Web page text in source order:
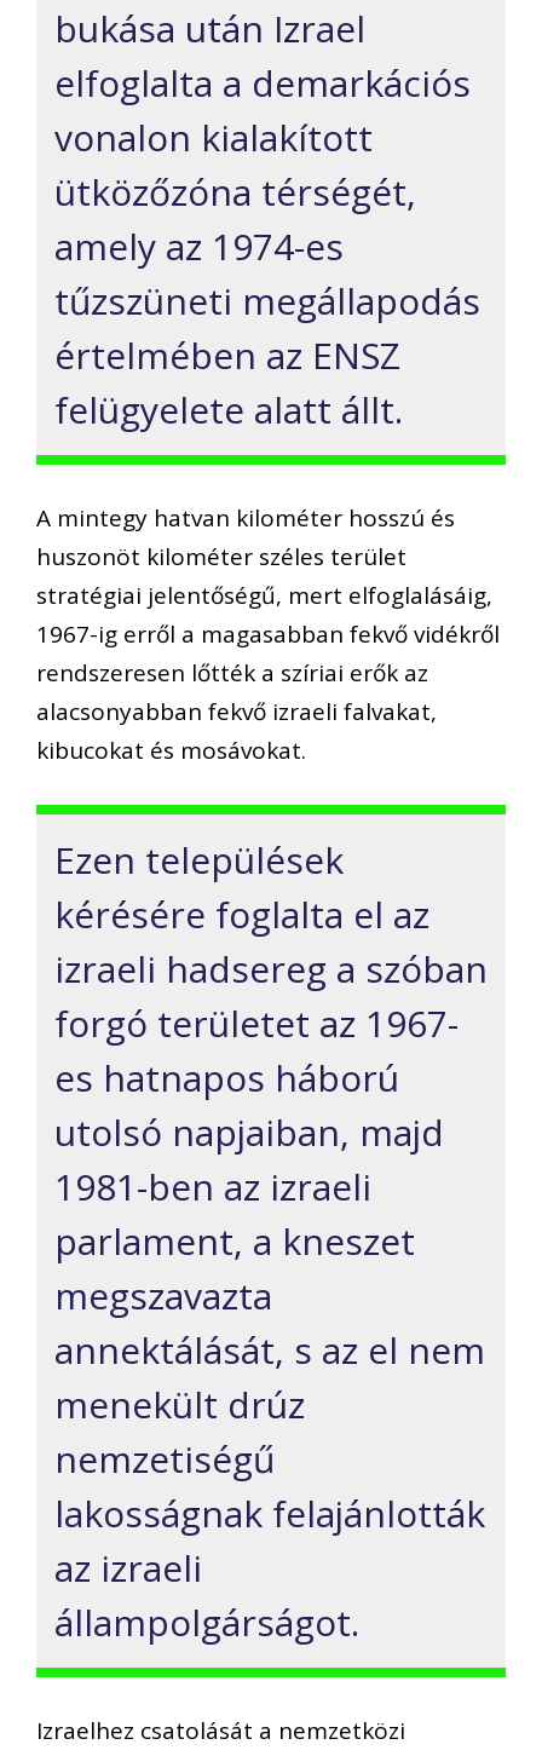
bukása után Izrael
elfoglalta a demarkációs
vonalon kialakított
ütközőzóna térségét,
amely az 1974-es
tűzszüneti megállapodás
értelmében az ENSZ
felügyelete alatt állt.
A mintegy hatvan kilométer hosszú és
huszonöt kilométer széles terület
stratégiai jelentőségű, mert elfoglalásáig,
1967-ig erről a magasabban fekvő vidékről
rendszeresen lőtték a szíriai erők az
alacsonyabban fekvő izraeli falvakat,
kibucokat és mosávokat.
Ezen települések
kérésére foglalta el az
izraeli hadsereg a szóban
forgó területet az 1967-
es hatnapos háború
utolsó napjaiban, majd
1981-ben az izraeli
parlament, a kneszet
megszavazta
annektálását, s az el nem
menekült drúz
nemzetiségű
lakosságnak felajánlották
az izraeli
állampolgárságot.
Izraelhez csatolását a nemzetközi